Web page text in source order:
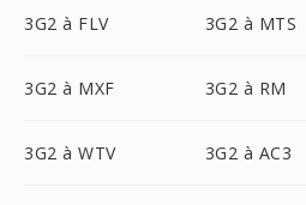
3G2 à FLV 3G2 à MTS
3G2 à MXF 3G2 à RM
3G2 à WTV 3G2 à AC3